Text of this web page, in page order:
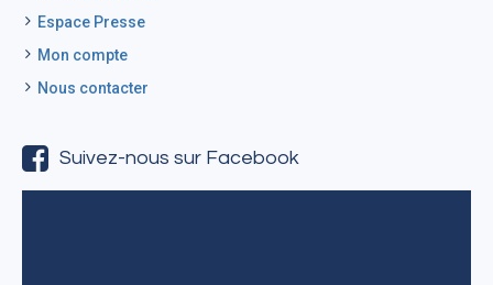
Espace Presse
Mon compte
Nous contacter
Suivez-nous sur Facebook